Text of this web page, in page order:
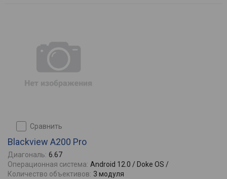
сравнить
Blackview A200 Pro
Диагональ: 6.67
Операционная система: Android 12.0 / Doke OS /
Количество объективов: 3 модуля